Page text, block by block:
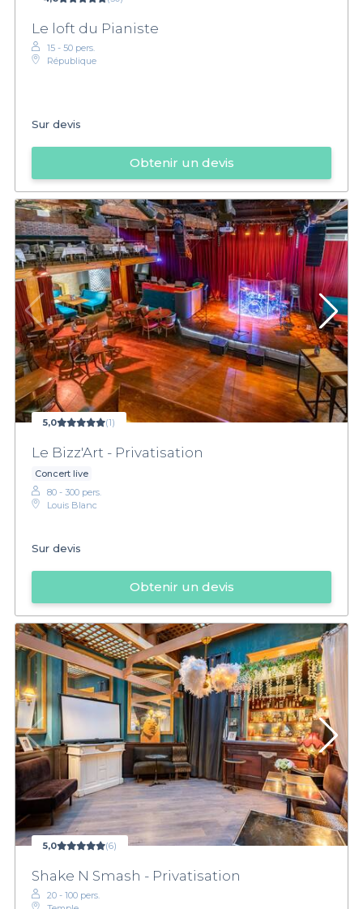
Le loft du Pianiste
15 - 50 pers.
République
Sur devis
Obtenir un devis
5,0 (1)
Le Bizz'Art - Privatisation
Concert live
80 - 300 pers.
Louis Blanc
Sur devis
Obtenir un devis
5,0 (6)
Shake N Smash - Privatisation
20 - 100 pers.